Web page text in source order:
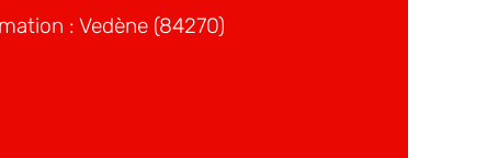
: Vedène (84270)